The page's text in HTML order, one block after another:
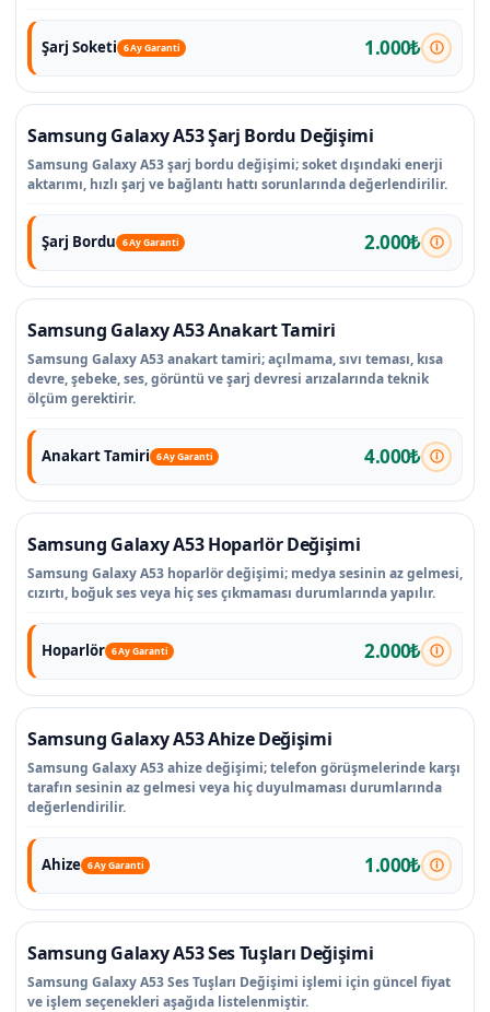
Şarj Soketi 6 Ay Garanti 1.000₺
Samsung Galaxy A53 Şarj Bordu Değişimi
Samsung Galaxy A53 şarj bordu değişimi; soket dışındaki enerji
aktarımı, hızlı şarj ve bağlantı hattı sorunlarında değerlendirilir.
Şarj Bordu 6 Ay Garanti 2.000₺
Samsung Galaxy A53 Anakart Tamiri
Samsung Galaxy A53 anakart tamiri; açılmama, sıvı teması, kısa
devre, şebeke, ses, görüntü ve şarj devresi arızalarında teknik
ölçüm gerektirir.
Anakart Tamiri 6 Ay Garanti 4.000₺
Samsung Galaxy A53 Hoparlör Değişimi
Samsung Galaxy A53 hoparlör değişimi; medya sesinin az gelmesi,
cızırtı, boğuk ses veya hiç ses çıkmaması durumlarında yapılır.
Hoparlör 6 Ay Garanti 2.000₺
Samsung Galaxy A53 Ahize Değişimi
Samsung Galaxy A53 ahize değişimi; telefon görüşmelerinde karşı
tarafın sesinin az gelmesi veya hiç duyulmaması durumlarında
değerlendirilir.
Ahize 6 Ay Garanti 1.000₺
Samsung Galaxy A53 Ses Tuşları Değişimi
Samsung Galaxy A53 Ses Tuşları Değişimi işlemi için güncel fiyat
ve işlem seçenekleri aşağıda listelenmiştir.